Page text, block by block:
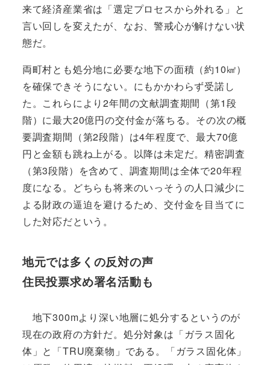
来て経済産業省は「選定プロセスから外れる」と
言い回しを変えたが、なお、警戒心が解けない状
態だ。
両町村とも処分地に必要な地下の面積（約10㎢）
を確保できそうにない。にもかかわらず受諾し
た。これらにより2年間の文献調査期間（第1段
階）に最大20億円の交付金が落ちる。その次の概
要調査期間（第2段階）は4年程度で、最大70億
円と金額も跳ね上がる。以降は未定だ。精密調査
（第3段階）を含めて、調査期間は全体で20年程
度になる。どちらも将来のいっそうの人口減少に
よる財政の逼迫を避けるため、交付金を目当てに
した対応だという。
地元では多くの反対の声
住民投票求め署名活動も
地下300mより深い地層に処分するというのが
現在の政府の方針だ。処分対象は「ガラス固化
体」と「TRU廃棄物」である。「ガラス固化体」